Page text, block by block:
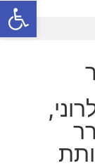
נשוי לרוני,
פתח